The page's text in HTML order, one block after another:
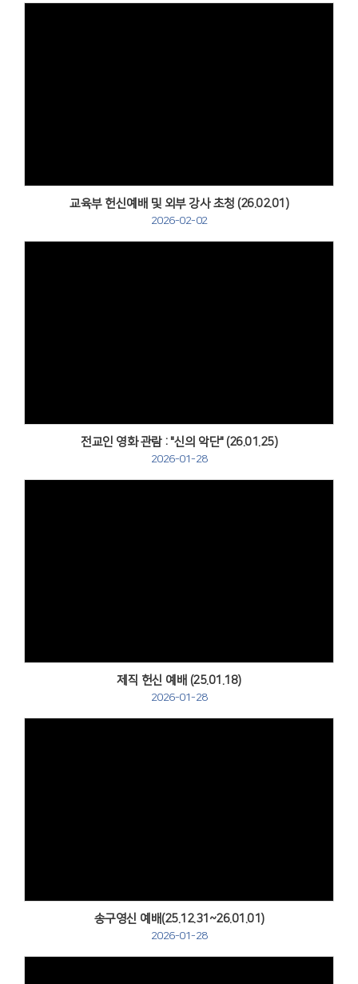
교육부 헌신예배 및 외부 강사 초청 (26.02.01)
2026-02-02
전교인 영화 관람 : "신의 악단" (26.01.25)
2026-01-28
제직 헌신 예배 (25.01.18)
2026-01-28
송구영신 예배(25.12.31~26.01.01)
2026-01-28